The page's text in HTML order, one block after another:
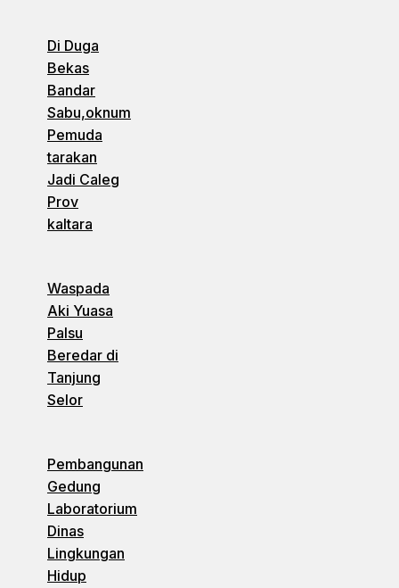
Di Duga
Bekas
Bandar
Sabu,oknum
Pemuda
tarakan
Jadi Caleg
Prov
kaltara
Waspada
Aki Yuasa
Palsu
Beredar di
Tanjung
Selor
Pembangunan
Gedung
Laboratorium
Dinas
Lingkungan
Hidup